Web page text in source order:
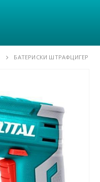
БАТЕРИСКИ ШТРАФЦИГЕР